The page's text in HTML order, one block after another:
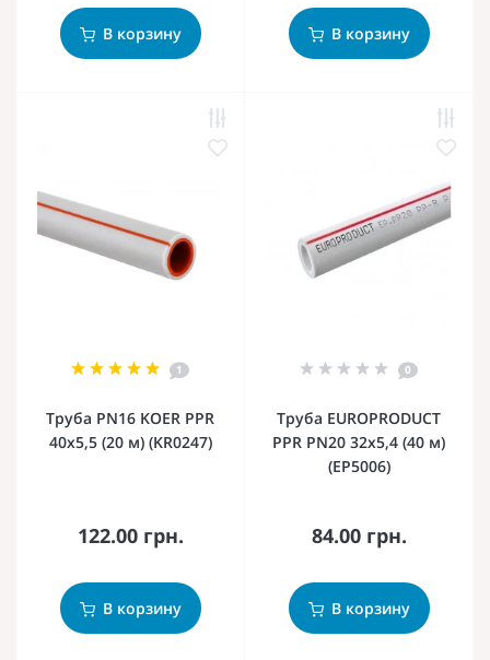
В корзину В корзину
1
Труба PN16 KOER PPR
40x5,5 (20 м) (KR0247)
122.00 грн.
В корзину
0
Труба EUROPRODUCT
PPR PN20 32x5,4 (40 м)
(EP5006)
84.00 грн.
В корзину